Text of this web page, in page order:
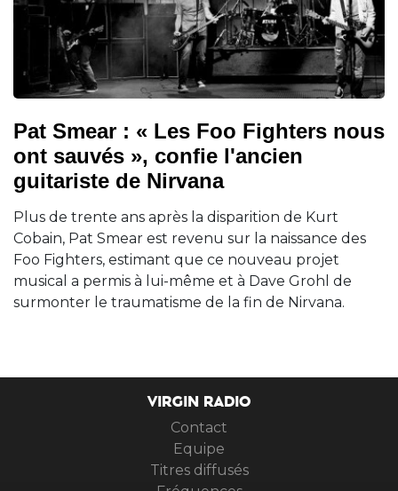
Pat Smear : « Les Foo Fighters nous
ont sauvés », confie l'ancien
guitariste de Nirvana
Plus de trente ans après la disparition de Kurt
Cobain, Pat Smear est revenu sur la naissance des
Foo Fighters, estimant que ce nouveau projet
musical a permis à lui-même et à Dave Grohl de
surmonter le traumatisme de la fin de Nirvana.
VIRGIN RADIO
Contact
Equipe
Titres diffusés